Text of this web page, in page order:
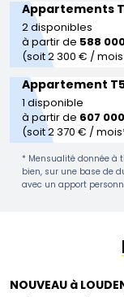
Appartements
2 disponibles
à partir de 588
(soit 2 300 € /
Appartement
1 disponible
à partir de 607
(soit 2 370 € /
* Mensualité donnée à
bien, sur une base de
avec un apport
NOUVEAU à